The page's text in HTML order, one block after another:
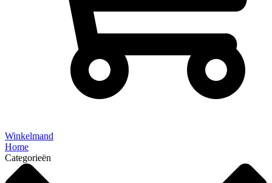
Winkelmand
Home
Categorieën